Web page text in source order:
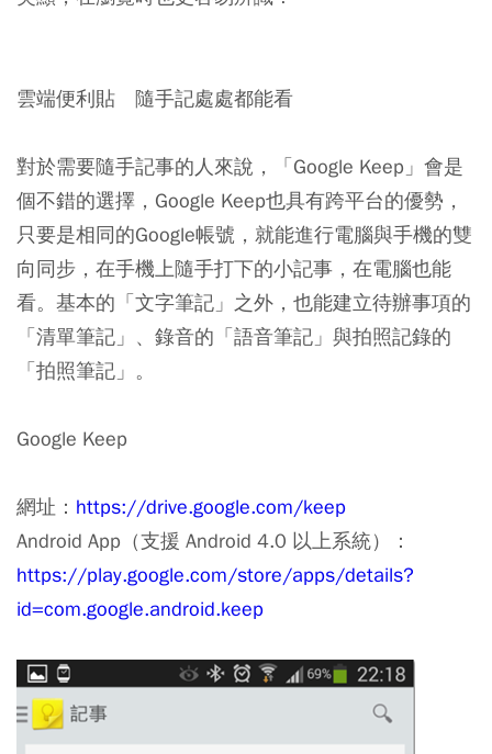
雲端便利貼 隨手記處處都能看
對於需要隨手記事的人來說，「Google Keep」會是
個不錯的選擇，Google Keep也具有跨平台的優勢，
只要是相同的Google帳號，就能進行電腦與手機的雙
向同步，在手機上隨手打下的小記事，在電腦也能
看。基本的「文字筆記」之外，也能建立待辦事項的
「清單筆記」、錄音的「語音筆記」與拍照記錄的
「拍照筆記」。
Google Keep
網址： https://drive.google.com/keep
Android App（支援 Android 4.0 以上系統）：
https://play.google.com/store/apps/details?
id=com.google.android.keep